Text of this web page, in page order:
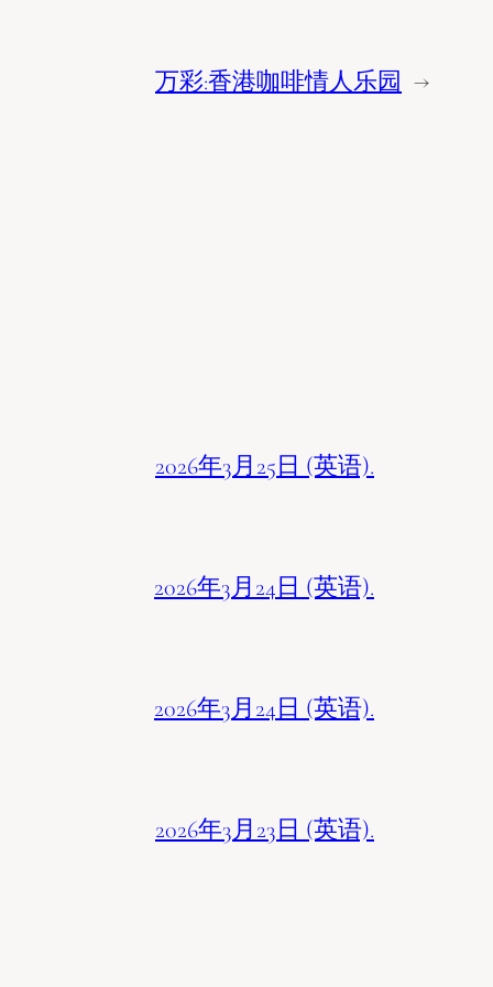
万彩:香港咖啡情人乐园 →
2026年3月25日 (英语).
2026年3月24日 (英语).
2026年3月24日 (英语).
2026年3月23日 (英语).